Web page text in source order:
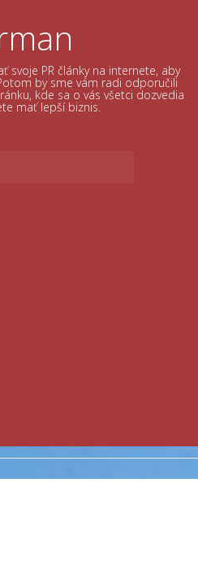
svoje PR články na internete, aby
by sme vám radi odporučili
kde sa o vás všetci dozvedia
mať lepší biznis.